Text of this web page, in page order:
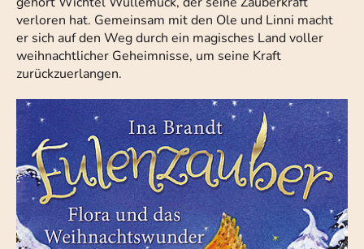
verloren hat. Gemeinsam mit den Ole und Linni macht
er sich auf den Weg durch ein magisches Land voller
weihnachtlicher Geheimnisse, um seine Kraft
zurückzuerlangen.